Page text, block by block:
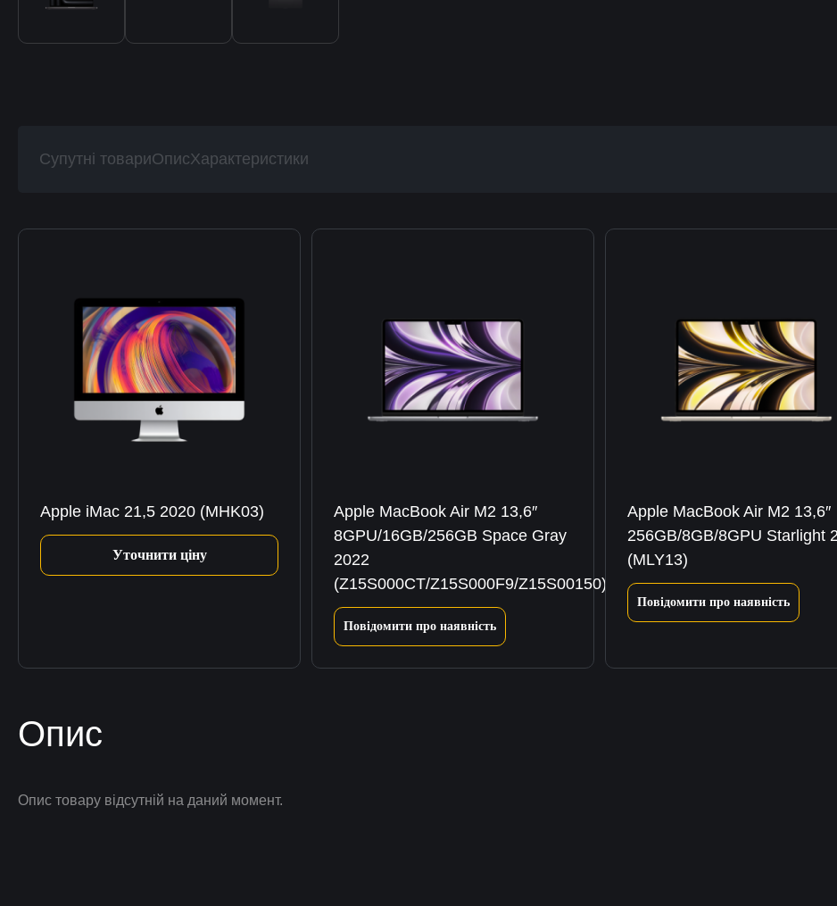
Супутні товариОписХарактеристики
Apple iMac 21,5 2020 (MHK03)
Уточнити ціну
Apple MacBook Air M2 13,6″
8GPU/16GB/256GB Space Gray
2022
(Z15S000CT/Z15S000F9/Z15S00150)
Повідомити про наявність
Apple MacBook Air M2 13,6″
256GB/8GB/8GPU Starlight
(MLY13)
Повідомити про наявність
Опис
Опис товару відсутній на даний момент.